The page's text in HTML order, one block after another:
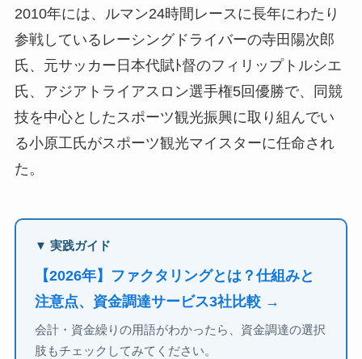
2010年には、ルマン24時間レースに長年にわたり
参戦しているレーシングドライバーの寺田陽次郎
氏、元サッカー日本代賦ﾄ督のフィリップトルシエ
氏、アジアトライアスロン選手権5回優勝で、同競
技を中心としたスポーツ観光振興に取り組んでい
る小原工氏がスポーツ観光マイスターに任命され
た。
▼ 実践ガイド
【2026年】ファクタリングとは？仕組みと
注意点、資金調達サービス3社比較 →
会計・資金繰りの用語がわかったら、資金調達の選択
肢もチェックしてみてください。